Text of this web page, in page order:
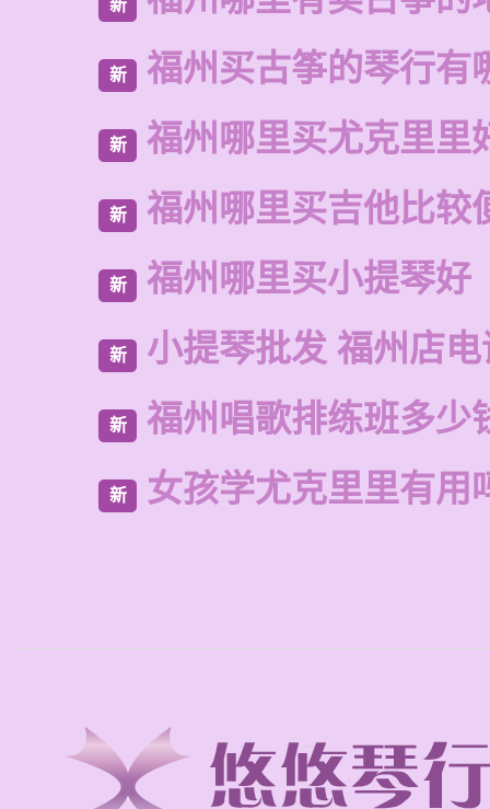
新
新 福州买古筝的琴行有
新 福州哪里买尤克里里
新 福州哪里买吉他比较
新 福州哪里买小提琴好
新 小提琴批发 福州店
新 福州唱歌排练班多少
新 女孩学尤克里里有用